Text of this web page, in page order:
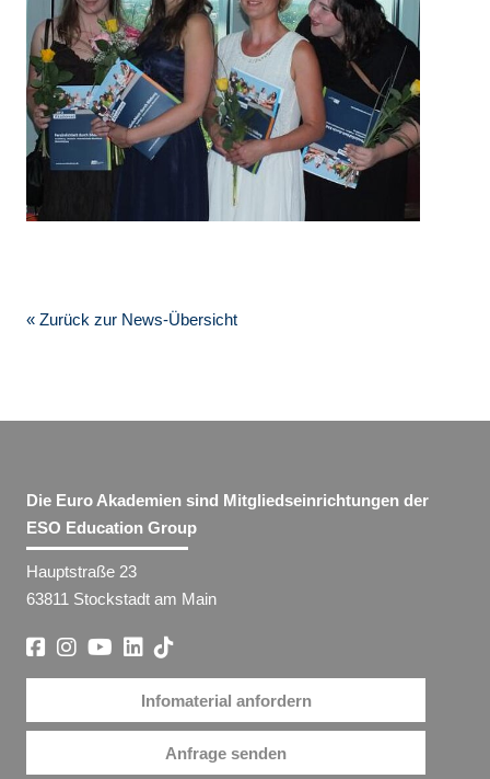
« Zurück zur News-Übersicht
Die Euro Akademien sind Mitgliedseinrichtungen der
ESO Education Group
Hauptstraße 23
63811 Stockstadt am Main
Infomaterial anfordern
Anfrage senden